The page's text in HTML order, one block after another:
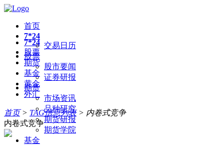
首页
7*24
交易日历
股票
股市要闻
证券研报
期货
市场资讯
品种研究
期货研报
期货学院
基金
7*24
股票
期货
基金
黄金
外汇
首页> TAG信息列表> 内卷式竞争
内卷式竞争